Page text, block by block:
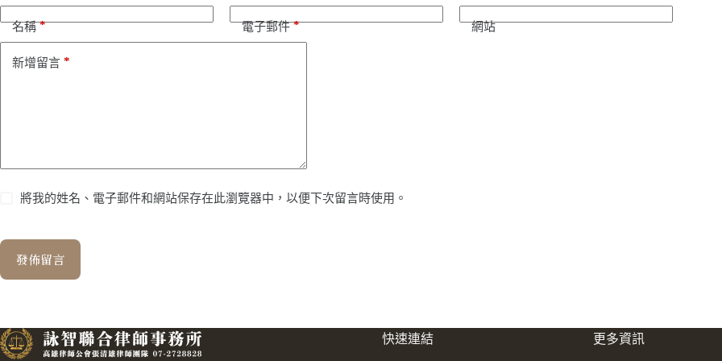
名稱* 電子郵件* 網站
新增留言 *
將我的姓名、電子郵件和網站保存在此瀏覽器中，以便下次留言時使用。
發佈留言
快速連結 更多資訊